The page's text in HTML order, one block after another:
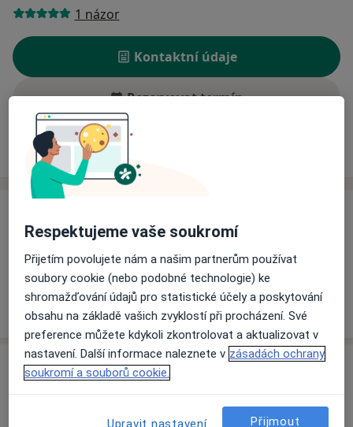
1 názor
Kontaktní údaje
Rezervovat termín
Ceník
Informace o službách a cenách nejsou k dispozici
Tento specialista ještě nepřidával žádné informace o
svých službách.
Adresy (2)
Respektujeme vaše soukromí
Přijetím povolujete nám a našim partnerům používat
soubory cookie (nebo podobné technologie) ke
shromažďování údajů pro statistické účely a poskytování
obsahu na základě vašich zvyklostí při procházení. Své
preference můžete kdykoli zkontrolovat a aktualizovat v
nastavení. Další informace naleznete v zásadách ochrany
soukromí a souborů cookie.
Upravit nastavení Přijmout